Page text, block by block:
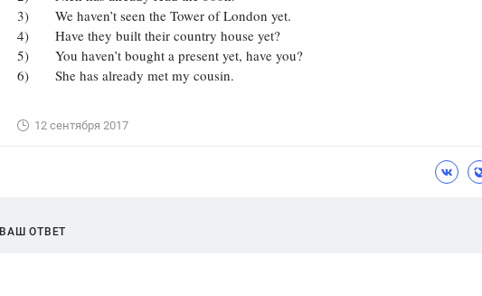
3) We haven’t seen the Tower of London yet.
4) Have they built their country house yet?
5) You haven’t bought a present yet, have you?
6) She has already met my cousin.
12 сентября 2017
ВАШ ОТВЕТ